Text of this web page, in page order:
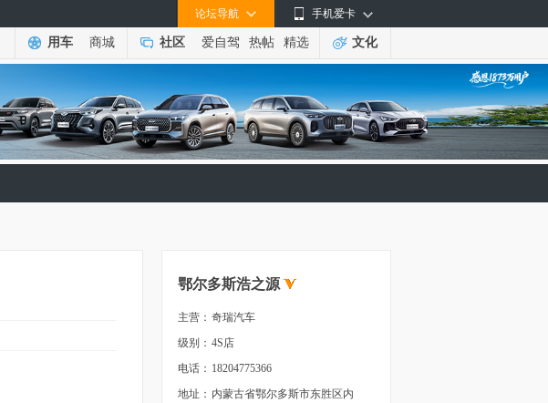
手机爱卡
论坛导航
用车 商城 社区 爱自驾 热帖 精选 文化
鄂尔多斯浩之源
主营： 奇瑞汽车
级别： 4S店
电话： 18204775366
地址： 内蒙古省鄂尔多斯市东胜区内